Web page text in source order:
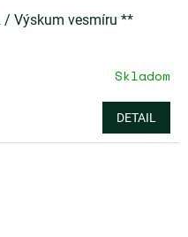
/ Výskum vesmíru **
Skladom
DETAIL